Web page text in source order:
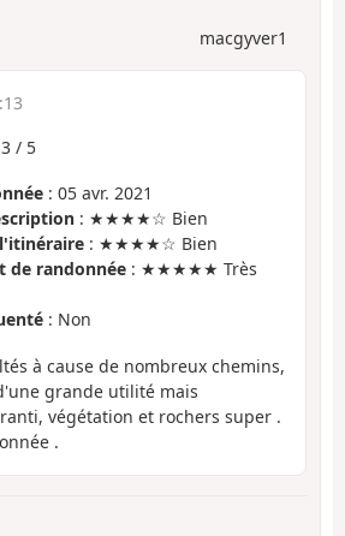
macgyver1
/ 5
: 05 avr. 2021
: ★★★★☆ Bien
: ★★★★☆ Bien
de randonnée : ★★★★★ Très
: Non
à cause de nombreux chemins,
grande utilité mais
végétation et rochers super .
.